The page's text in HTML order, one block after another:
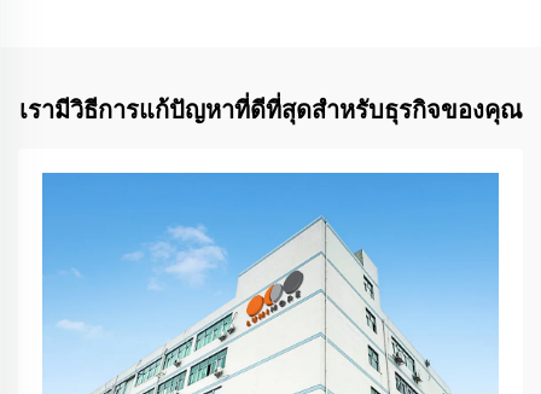
เรามีวิธีการแก้ปัญหาที่ดีที่สุดสำหรับธุรกิจของคุณ